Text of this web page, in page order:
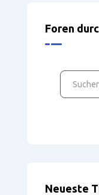
Foren
Neueste